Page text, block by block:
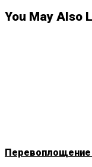
You May Also
Перевоплощение